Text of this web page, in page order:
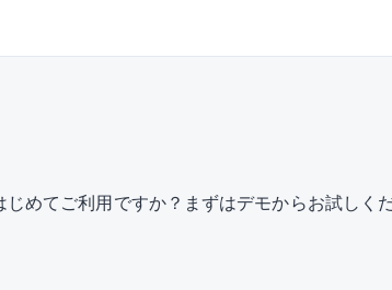
めてご利用ですか？まずはデモからお試しくだ